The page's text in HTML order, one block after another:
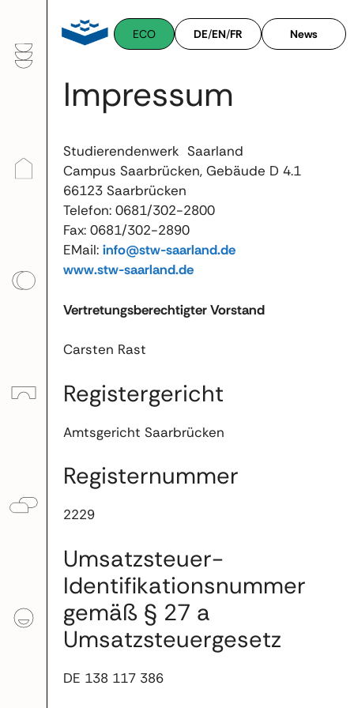
springen
ECO DE/EN/FR News
Impressum
Studierendenwerk Saarland
Campus Saarbrücken, Gebäude D 4.1
66123 Saarbrücken
Telefon: 0681/302-2800
Fax: 0681/302-2890
EMail: info@stw-saarland.de
www.stw-saarland.de
Vertretungsberechtigter Vorstand
Carsten Rast
Registergericht
Amtsgericht Saarbrücken
Registernummer
2229
Umsatzsteuer-
Identifikationsnummer
gemäß § 27 a
Umsatzsteuergesetz
DE 138 117 386